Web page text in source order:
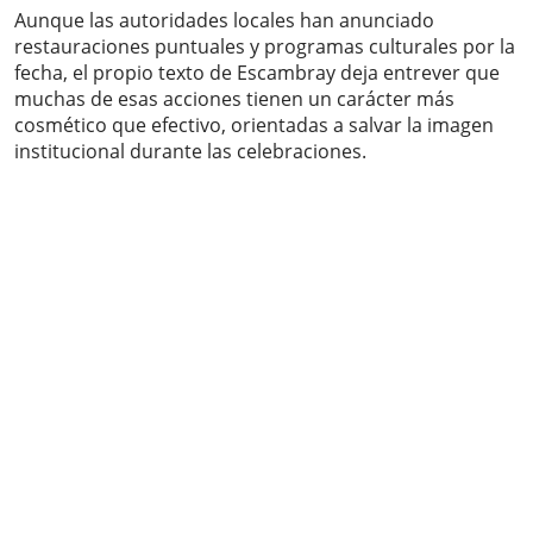
Aunque las autoridades locales han anunciado
restauraciones puntuales y programas culturales por la
fecha, el propio texto de Escambray deja entrever que
muchas de esas acciones tienen un carácter más
cosmético que efectivo, orientadas a salvar la imagen
institucional durante las celebraciones.